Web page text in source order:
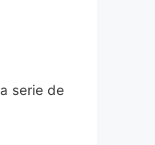
serie de